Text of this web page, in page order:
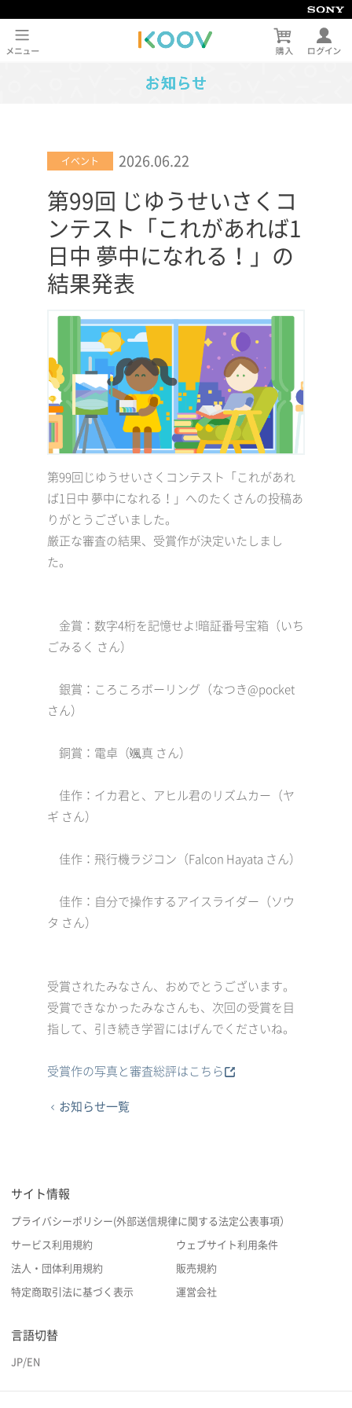
イベント 2026.06.22
第99回 じゆうせいさくコ
ンテスト「これがあれば1
日中 夢中になれる！」の
結果発表
第99回じゆうせいさくコンテスト「これがあれ
ば1日中 夢中になれる！」へのたくさんの投稿あ
りがとうございました。
厳正な審査の結果、受賞作が決定いたしまし
た。
金賞：数字4桁を記憶せよ!暗証番号宝箱（いち
ごみるく さん）
銀賞：ころころボーリング（なつき@pocket
さん）
銅賞：電卓（颯真 さん）
佳作：イカ君と、アヒル君のリズムカー（ヤ
ギ さん）
佳作：飛行機ラジコン（Falcon Hayata さん）
佳作：自分で操作するアイスライダー（ソウ
タ さん）
受賞されたみなさん、おめでとうございます。
受賞できなかったみなさんも、次回の受賞を目
指して、引き続き学習にはげんでくださいね。
受賞作の写真と審査総評はこちら
お知らせ一覧
サイト情報
プライバシーポリシー(外部送信規律に関する法定公表事項）
サービス利用規約 ウェブサイト利用条件
法人・団体利用規約 販売規約
特定商取引法に基づく表示 運営会社
言語切替
JP/EN